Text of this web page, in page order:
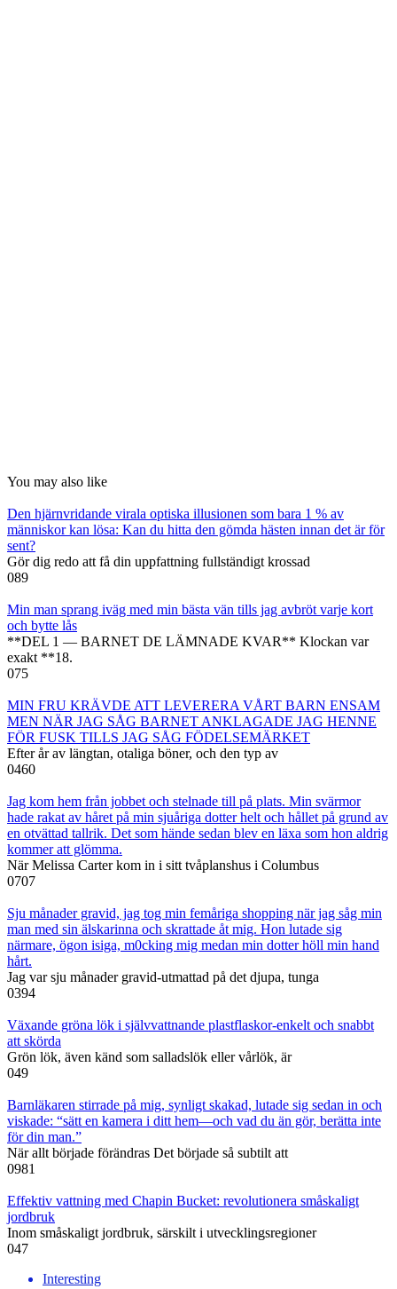
You may also like
Den hjärnvridande virala optiska illusionen som bara 1 % av
människor kan lösa: Kan du hitta den gömda hästen innan det är för
sent?
Gör dig redo att få din uppfattning fullständigt krossad
089
Min man sprang iväg med min bästa vän tills jag avbröt varje kort
och bytte lås
**DEL 1 — BARNET DE LÄMNADE KVAR** Klockan var
exakt **18.
075
MIN FRU KRÄVDE ATT LEVERERA VÅRT BARN ENSAM
MEN NÄR JAG SÅG BARNET ANKLAGADE JAG HENNE
FÖR FUSK TILLS JAG SÅG FÖDELSEMÄRKET
Efter år av längtan, otaliga böner, och den typ av
0460
Jag kom hem från jobbet och stelnade till på plats. Min svärmor
hade rakat av håret på min sjuåriga dotter helt och hållet på grund av
en otvättad tallrik. Det som hände sedan blev en läxa som hon aldrig
kommer att glömma.
När Melissa Carter kom in i sitt tvåplanshus i Columbus
0707
Sju månader gravid, jag tog min femåriga shopping när jag såg min
man med sin älskarinna och skrattade åt mig. Hon lutade sig
närmare, ögon isiga, m0cking mig medan min dotter höll min hand
hårt.
Jag var sju månader gravid-utmattad på det djupa, tunga
0394
Växande gröna lök i självvattnande plastflaskor-enkelt och snabbt
att skörda
Grön lök, även känd som salladslök eller vårlök, är
049
Barnläkaren stirrade på mig, synligt skakad, lutade sig sedan in och
viskade: “sätt en kamera i ditt hem—och vad du än gör, berätta inte
för din man.”
När allt började förändras Det började så subtilt att
0981
Effektiv vattning med Chapin Bucket: revolutionera småskaligt
jordbruk
Inom småskaligt jordbruk, särskilt i utvecklingsregioner
047
Interesting